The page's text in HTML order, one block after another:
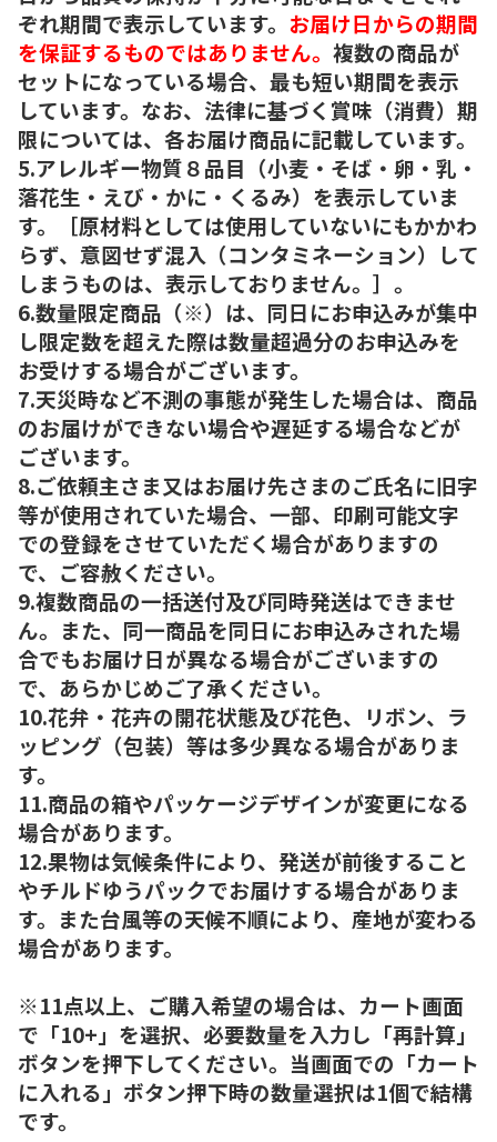
ぞれ期間で表示しています。 お届け日からの期間
を保証するものではありません。 複数の商品が
セットになっている場合、最も短い期間を表示
しています。なお、法律に基づく賞味（消費）期
限については、各お届け商品に記載しています。
5.アレルギー物質８品目（小麦・そば・卵・乳・
落花生・えび・かに・くるみ）を表示していま
す。［原材料としては使用していないにもかかわ
らず、意図せず混入（コンタミネーション）して
しまうものは、表示しておりません。］。
6.数量限定商品（※）は、同日にお申込みが集中
し限定数を超えた際は数量超過分のお申込みを
お受けする場合がございます。
7.天災時など不測の事態が発生した場合は、商品
のお届けができない場合や遅延する場合などが
ございます。
8.ご依頼主さま又はお届け先さまのご氏名に旧字
等が使用されていた場合、一部、印刷可能文字
での登録をさせていただく場合がありますの
で、ご容赦ください。
9.複数商品の一括送付及び同時発送はできませ
ん。また、同一商品を同日にお申込みされた場
合でもお届け日が異なる場合がございますの
で、あらかじめご了承ください。
10.花弁・花卉の開花状態及び花色、リボン、ラ
ッピング（包装）等は多少異なる場合がありま
す。
11.商品の箱やパッケージデザインが変更になる
場合があります。
12.果物は気候条件により、発送が前後すること
やチルドゆうパックでお届けする場合がありま
す。また台風等の天候不順により、産地が変わる
場合があります。
※11点以上、ご購入希望の場合は、カート画面
で「10+」を選択、必要数量を入力し「再計算」
ボタンを押下してください。当画面での「カート
に入れる」ボタン押下時の数量選択は1個で結構
です。